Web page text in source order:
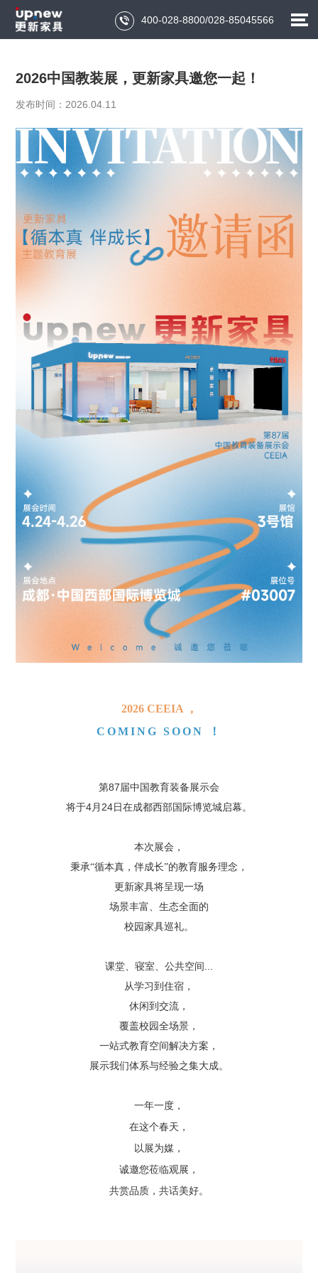
 400-028-8800/028-85045566
2026中国教装展，更新家具邀您一起！
发布时间：2026.04.11
2026 CEEIA ，
COMING SOON ！
第87 届中国教育装备展示会
将于4 月 24 日在成都西部国际博览城启幕。
本次展会，
秉承“循本真，伴成长”的教育服务理念，
更新家具将呈现一场
场景丰富、生态全面的
校园家具巡礼。
课堂、寝室、公共空间
从学习到住宿，
休闲到交流，
覆盖校园全场景，
一站式教育空间解决方案，
展示我们体系与经验之集大成。
一年一度，
在这个春天，
以展为媒，
诚邀您莅临观展，
共赏品质，共话美好。